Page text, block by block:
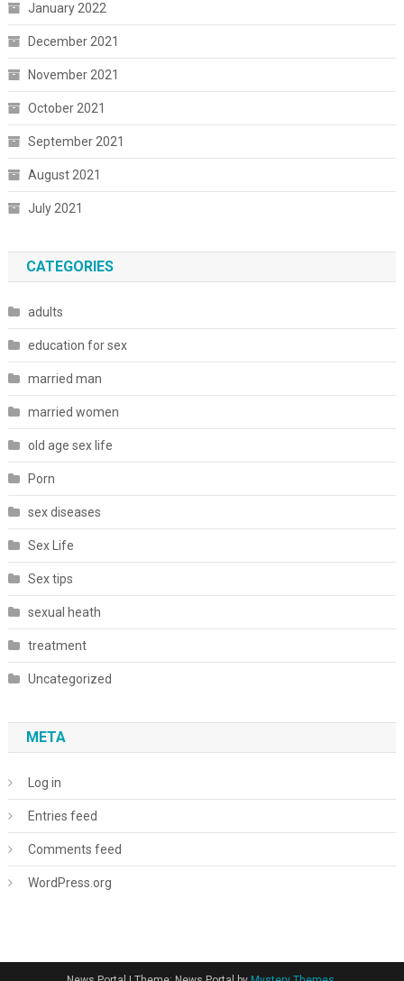
January 2022
December 2021
November 2021
October 2021
September 2021
August 2021
July 2021
CATEGORIES
adults
education for sex
married man
married women
old age sex life
Porn
sex diseases
Sex Life
Sex tips
sexual heath
treatment
Uncategorized
META
Log in
Entries feed
Comments feed
WordPress.org